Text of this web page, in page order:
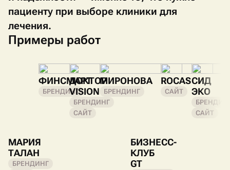
пациенту при выборе клиники для
лечения.
Примеры работ
МАРИЯ
ТАЛАН
БРЕНДИНГ
ФИНСМАРТ
БРЕНДИНГ
ДОКТОР
VISION
БРЕНДИНГ
САЙТ
МИРОНОВА
БРЕНДИНГ
БИЗНЕСС-
КЛУБ
GT
ROCAS
САЙТ
СИД
ЭКО
САЙТ